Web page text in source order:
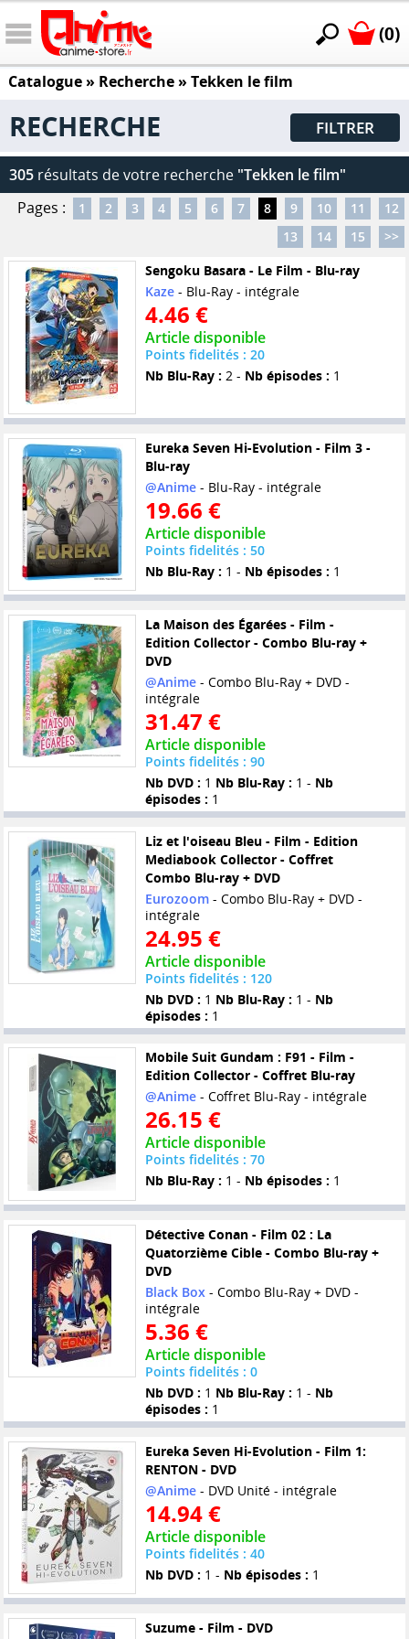
(0)
Catalogue» Recherche » Tekken le film
RECHERCHE FILTRER
305 résultats de votre recherche "Tekken le film"
Pages :
1 2 3 4 5 6 7 8 9 10 11
12
13
14 15
>>
Sengoku Basara - Le Film - Blu-ray
Kaze- Blu-Ray - intégrale
4.46 €
Article disponible
Points fidelités : 20
Nb Blu-Ray : 2 - Nb épisodes : 1
Eureka Seven Hi-Evolution - Film 3 -
Blu-ray
@Anime- Blu-Ray - intégrale
19.66 €
Article disponible
Points fidelités : 50
Nb Blu-Ray : 1 - Nb épisodes : 1
La Maison des Égarées - Film -
Edition Collector - Combo Blu-ray +
DVD
@Anime- Combo Blu-Ray + DVD -
intégrale
31.47 €
Article disponible
Points fidelités : 90
Nb DVD : 1 Nb Blu-Ray : 1 - Nb
épisodes : 1
Liz et l'oiseau Bleu - Film - Edition
Mediabook Collector - Coffret
Combo Blu-ray + DVD
Eurozoom- Combo Blu-Ray + DVD -
intégrale
24.95 €
Article disponible
Points fidelités : 120
Nb DVD : 1 Nb Blu-Ray : 1 - Nb
épisodes : 1
Mobile Suit Gundam : F91 - Film -
Edition Collector - Coffret Blu-ray
@Anime- Coffret Blu-Ray - intégrale
26.15 €
Article disponible
Points fidelités : 70
Nb Blu-Ray : 1 - Nb épisodes : 1
Détective Conan - Film 02 : La
Quatorzième Cible - Combo Blu-ray +
DVD
Black Box - Combo Blu-Ray + DVD -
intégrale
5.36 €
Article disponible
Points fidelités : 0
Nb DVD : 1 Nb Blu-Ray : 1 - Nb
épisodes : 1
Eureka Seven Hi-Evolution - Film 1:
RENTON - DVD
@Anime- DVD Unité - intégrale
14.94 €
Article disponible
Points fidelités : 40
Nb DVD : 1 - Nb épisodes : 1
Suzume - Film - DVD